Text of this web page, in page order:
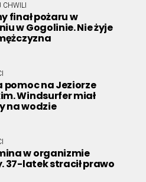
CHWILI
finał pożaru w
w Gogolinie. Nie żyje
pomoc na Jeziorze
Windsurfer miał
na wodzie
w organizmie
37-latek stracił prawo